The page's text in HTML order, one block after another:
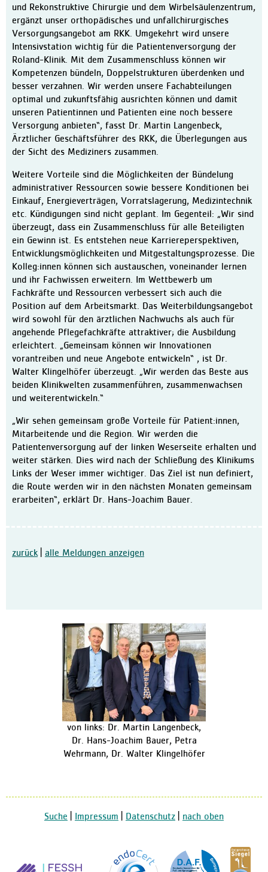
und Rekonstruktive Chirurgie und dem Wirbelsäulenzentrum,
ergänzt unser orthopädisches und unfallchirurgisches
Versorgungsangebot am RKK. Umgekehrt wird unsere
Intensivstation wichtig für die Patientenversorgung der
Roland-Klinik. Mit dem Zusammenschluss können wir
Kompetenzen bündeln, Doppelstrukturen überdenken und
besser verzahnen. Wir werden unsere Fachabteilungen
optimal und zukunftsfähig ausrichten können und damit
unseren Patientinnen und Patienten eine noch bessere
Versorgung anbieten“, fasst Dr. Martin Langenbeck,
Ärztlicher Geschäftsführer des RKK, die Überlegungen aus
der Sicht des Mediziners zusammen.
Weitere Vorteile sind die Möglichkeiten der Bündelung
administrativer Ressourcen sowie bessere Konditionen bei
Einkauf, Energieverträgen, Vorratslagerung, Medizintechnik
etc. Kündigungen sind nicht geplant. Im Gegenteil: „Wir sind
überzeugt, dass ein Zusammenschluss für alle Beteiligten
ein Gewinn ist. Es entstehen neue Karriereperspektiven,
Entwicklungsmöglichkeiten und Mitgestaltungsprozesse. Die
Kolleg:innen können sich austauschen, voneinander lernen
und ihr Fachwissen erweitern. Im Wettbewerb um
Fachkräfte und Ressourcen verbessert sich auch die
Position auf dem Arbeitsmarkt. Das Weiterbildungsangebot
wird sowohl für den ärztlichen Nachwuchs als auch für
angehende Pflegefachkräfte attraktiver; die Ausbildung
erleichtert. „Gemeinsam können wir Innovationen
vorantreiben und neue Angebote entwickeln“ , ist Dr.
Walter Klingelhöfer überzeugt. „Wir werden das Beste aus
beiden Klinikwelten zusammenführen, zusammenwachsen
und weiterentwickeln.“
„Wir sehen gemeinsam große Vorteile für Patient:innen,
Mitarbeitende und die Region. Wir werden die
Patientenversorgung auf der linken Weserseite erhalten und
weiter stärken. Dies wird nach der Schließung des Klinikums
Links der Weser immer wichtiger. Das Ziel ist nun definiert,
die Route werden wir in den nächsten Monaten gemeinsam
erarbeiten“, erklärt Dr. Hans-Joachim Bauer.
zurück| alle Meldungen anzeigen
von links: Dr. Martin Langenbeck,
Dr. Hans-Joachim Bauer, Petra
Wehrmann, Dr. Walter Klingelhöfer
Suche Impressum Datenschutz nach oben